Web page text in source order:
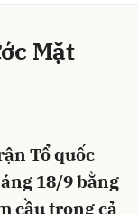
Mặt
Tổ quốc
18/9 bằng
cầu trong cả
Gửi